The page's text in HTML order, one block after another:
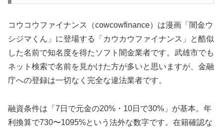
コウコウファイナンス（cowcowfinance）は漫画「闇金ウ
シジマくん」に登場する「カウカウファイナンス」と酷似
した名前で知名度を得たソフト闇金業者です。武雄市でも
ネット検索で名前を見かけた方が多いと思いますが、金融
庁への登録は一切なく完全な違法業者です。
融資条件は「7日で元金の20%・10日で30%」が基本。年
利換算で730〜1095%という法外な数字です。在籍確認な